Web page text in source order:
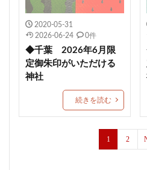
丸子浅間神社 田間神社
隠津島神社
西成 生根神社 群馬県護国
水無瀬神宮 速谷神社
除災 入蜻
合格祈願
鹿児島 勝利の神様
蒲生神社
2020-05-31
2026-06-24
0件
◆千葉 2026年6月限
定御朱印がいただける
神社
続きを読む
1 2